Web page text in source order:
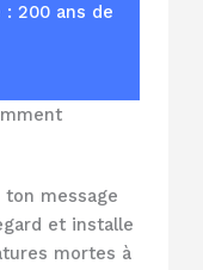
: 200 ans de
message
et installe
mortes à